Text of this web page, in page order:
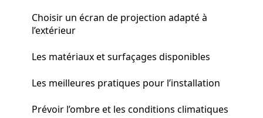
Choisir un écran de projection adapté à
l’extérieur
Les matériaux et surfaçages disponibles
Les meilleures pratiques pour l’installation
Prévoir l’ombre et les conditions climatiques